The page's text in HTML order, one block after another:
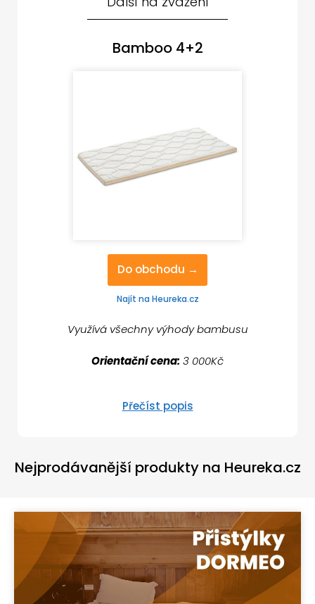
Bamboo 4+2
Do obchodu →
Najít na Heureka.cz
Využívá všechny výhody bambusu
Orientační cena: 3 000Kč
Přečíst popis
Nejprodávanější produkty na Heureka.cz